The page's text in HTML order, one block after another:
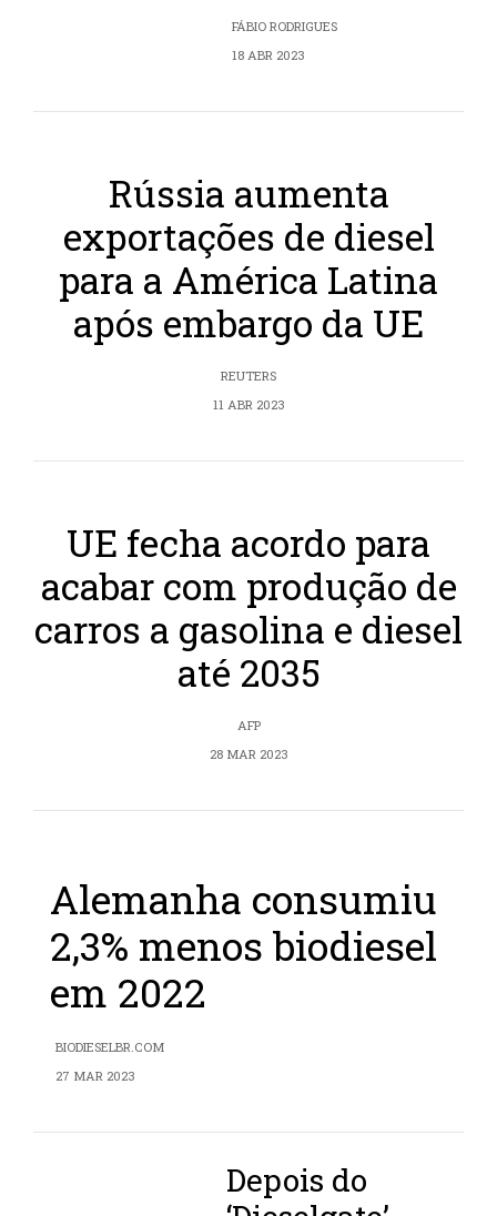
FÁBIO RODRIGUES
18 ABR 2023
Rússia aumenta
exportações de diesel
para a América Latina
após embargo da UE
REUTERS
11 ABR 2023
UE fecha acordo para
acabar com produção de
carros a gasolina e diesel
até 2035
AFP
28 MAR 2023
Alemanha consumiu
2,3% menos biodiesel
em 2022
BIODIESELBR.COM
27 MAR 2023
Depois do